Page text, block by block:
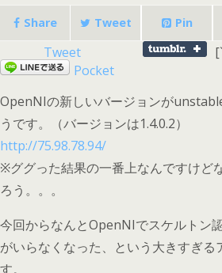
Share Tweet Pin
Tweet
Pocket
OpenNIの新しいバージョンが
うです。（バージョンは1.4.0.2）
http://75.98.78.94/
※ググった結果の一番上なんですけど
ろう。。。
今回からなんとOpenNIでスケルトン
がいらなくなった、という大きすぎる
す。